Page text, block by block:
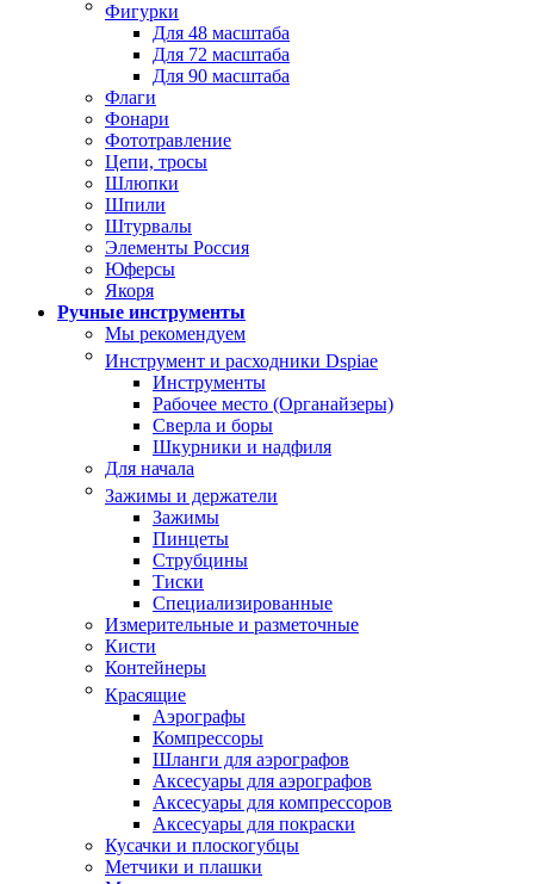
Фигурки
Для 48 масштаба
Для 72 масштаба
Для 90 масштаба
Флаги
Фонари
Фототравление
Цепи, тросы
Шлюпки
Шпили
Штурвалы
Элементы Россия
Юферсы
Якоря
Ручные инструменты
Мы рекомендуем
Инструмент и расходники Dspiae
Инструменты
Рабочее место (Органайзеры)
Сверла и боры
Шкурники и надфиля
Для начала
Зажимы и держатели
Зажимы
Пинцеты
Струбцины
Тиски
Специализированные
Измерительные и разметочные
Кисти
Контейнеры
Красящие
Аэрографы
Компрессоры
Шланги для аэрографов
Аксесуары для аэрографов
Аксесуары для компрессоров
Аксесуары для покраски
Кусачки и плоскогубцы
Метчики и плашки